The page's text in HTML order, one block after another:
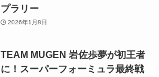
プラリー
2026年1月8日
TEAM MUGEN 岩佐歩夢が初王者
に！スーパーフォーミュラ最終戦